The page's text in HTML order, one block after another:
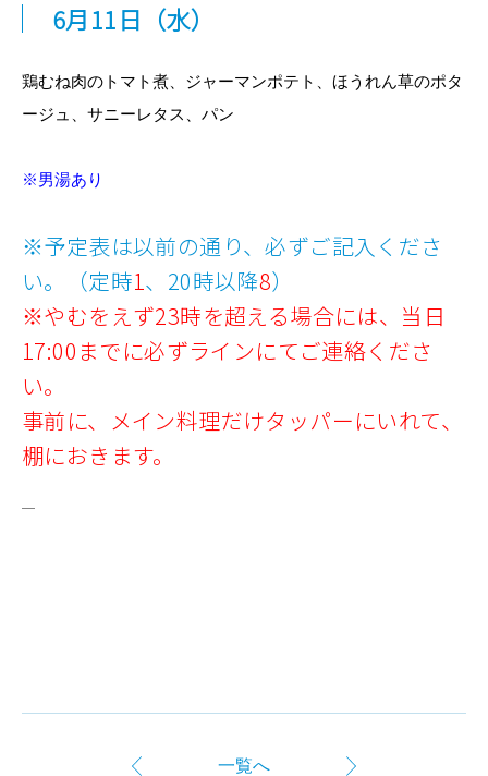
6月11日 （水）
鶏むね肉のトマト煮、ジャーマンポテト、ほうれん草のポタ
ージュ、サニーレタス、パン
※男湯あり
※予定表は以前の通り、必ずご記入くださ
い。（定時1、20時以降8）
※やむをえず23時を超える場合には、当日
17:00までに必ずラインにてご連絡くださ
い。
事前に、メイン料理だけタッパーにいれて、
棚におきます。
一覧へ